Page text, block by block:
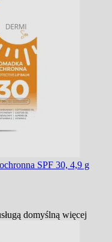
SPF 30, 4,9 g
domyślną więcej